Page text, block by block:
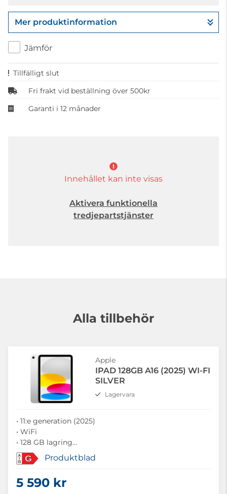
Mer produktinformation
Jämför
Tillfälligt slut
Fri frakt vid beställning över 500kr
Garanti i 12 månader
Innehållet kan inte visas
Aktivera funktionella
tredjepartstjänster
Alla tillbehör
Apple
IPAD 128GB A16 (2025) WI-FI
SILVER
Lagervara
• 11:e generation (2025)
• WiFi
• 128 GB lagring
• 11" skärm
• A16-chip
G Produktblad
5 590 kr